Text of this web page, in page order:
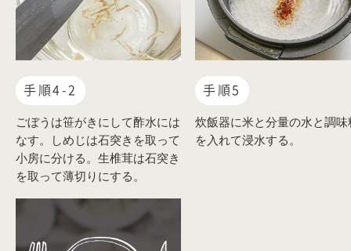
手順4-2
ごぼうは笹がきにして酢水には
なす。しめじは石突きを取って
小房に分ける。生椎茸は石突き
を取って薄切りにする。
手順5
炊飯器に米と分量の水と調味
を入れて浸水する。